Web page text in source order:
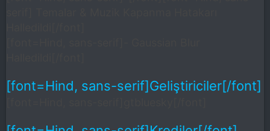
[font=Hind, sans-serif]Geliştiriciler[/font]